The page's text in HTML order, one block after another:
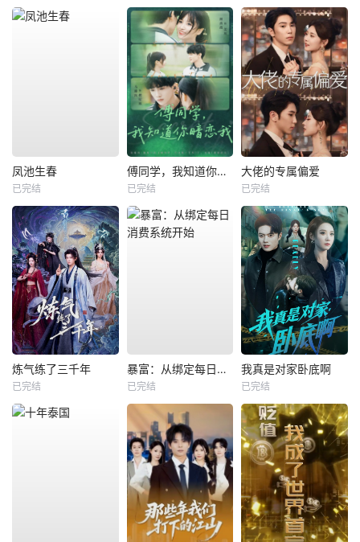
凤池生春
已完结
傅同学，我知道你暗恋我
已完结
大佬的专属偏爱
已完结
炼气练了三千年
已完结
暴富：从绑定每日消费系统开始
已完结
我真是对家卧底啊
已完结